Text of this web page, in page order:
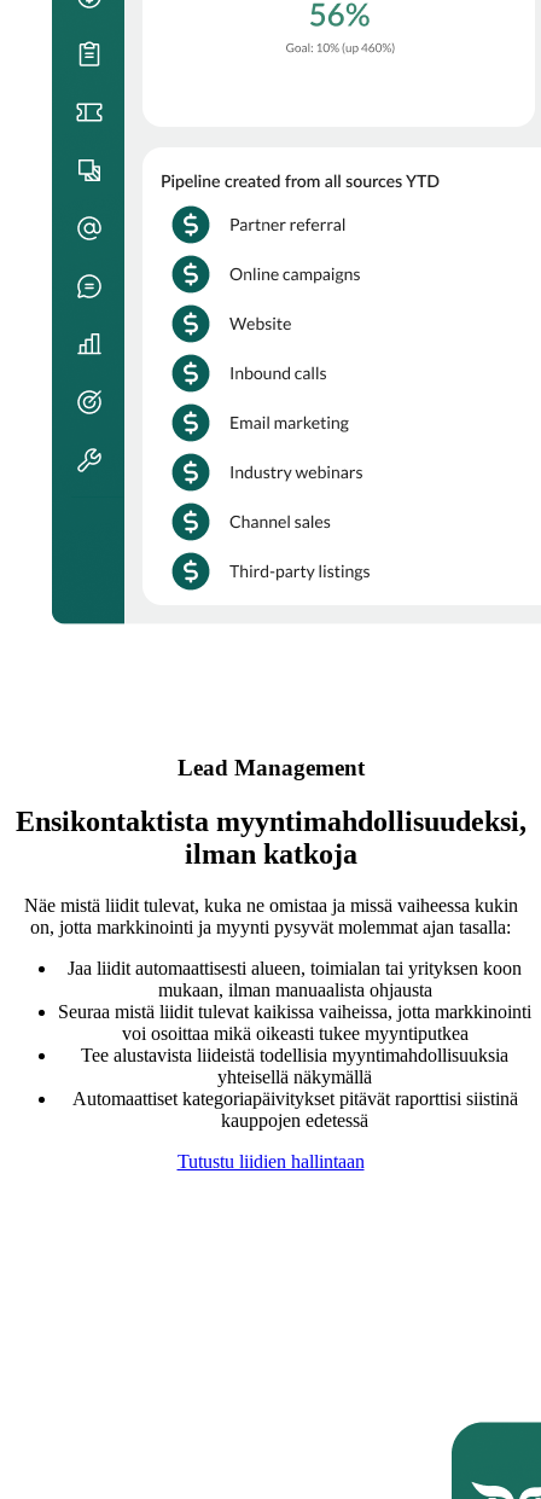
Lead Management
Ensikontaktista myyntimahdollisuudeksi,
ilman katkoja
Näe mistä liidit tulevat, kuka ne omistaa ja missä vaiheessa kukin
on, jotta markkinointi ja myynti pysyvät molemmat ajan tasalla:
Jaa liidit automaattisesti alueen, toimialan tai yrityksen koon
mukaan, ilman manuaalista ohjausta
Seuraa mistä liidit tulevat kaikissa vaiheissa, jotta markkinointi
voi osoittaa mikä oikeasti tukee myyntiputkea
Tee alustavista liideistä todellisia myyntimahdollisuuksia
yhteisellä näkymällä
Automaattiset kategoriapäivitykset pitävät raporttisi siistinä
kauppojen edetessä
Tutustu liidien hallintaan